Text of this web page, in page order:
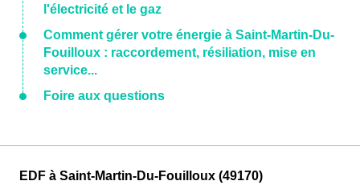
l'électricité et le gaz
Comment gérer votre énergie à Saint-Martin-Du-
Fouilloux : raccordement, résiliation, mise en
service...
Foire aux questions
EDF à Saint-Martin-Du-Fouilloux (49170)